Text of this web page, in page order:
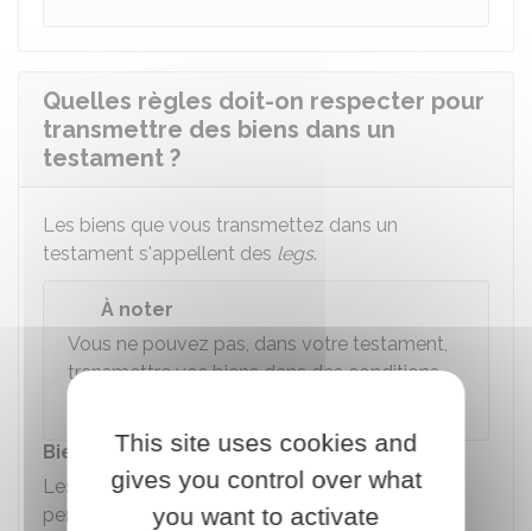
Quelles règles doit-on respecter pour
transmettre des biens dans un
testament ?
Les biens que vous transmettez dans un
testament s'appellent des legs.
À noter
Vous ne pouvez pas, dans votre testament,
transmettre vos biens dans des conditions
Biens pouvant être légués
Les biens doivent vous appartenir
personnellement.
This site uses cookies and
gives you control over what
you want to activate